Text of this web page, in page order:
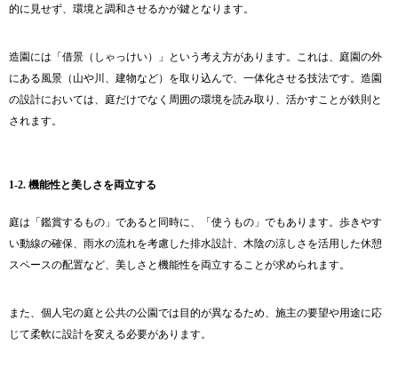
的に見せず、環境と調和させるかが鍵となります。
造園には「借景（しゃっけい）」という考え方があります。これは、庭園の外
にある風景（山や川、建物など）を取り込んで、一体化させる技法です。造園
の設計においては、庭だけでなく周囲の環境を読み取り、活かすことが鉄則と
されます。
1-2. 機能性と美しさを両立する
庭は「鑑賞するもの」であると同時に、「使うもの」でもあります。歩きやす
い動線の確保、雨水の流れを考慮した排水設計、木陰の涼しさを活用した休憩
スペースの配置など、美しさと機能性を両立することが求められます。
また、個人宅の庭と公共の公園では目的が異なるため、施主の要望や用途に応
じて柔軟に設計を変える必要があります。